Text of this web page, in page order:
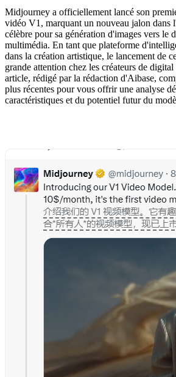
Midjourney a officiellement lancé son
vidéo V1, marquant un nouveau jalon dans
célèbre pour sa génération d'images vers le
multimédia. En tant que plateforme
dans la création artistique, le lancement de
grande attention chez les créateurs de
article, rédigé par la rédaction d'Aibase,
plus récentes pour vous offrir une analyse
caractéristiques et du potentiel futur du